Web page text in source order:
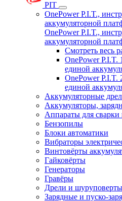
PIT
OnePower P.I.T.,
аккумуляторной
OnePower P.I.T.,
аккумуляторной
Смотреть весь
OnePower
единой
OnePower
единой
Аккумуляторные
Аккумуляторы,
Аппараты для
Бензопилы
Блоки автоматики
Вибраторы
Винтовёрты
Гайковёрты
Генераторы
Гравёры
Дрели и шуруповерты
Зарядные и пуско-